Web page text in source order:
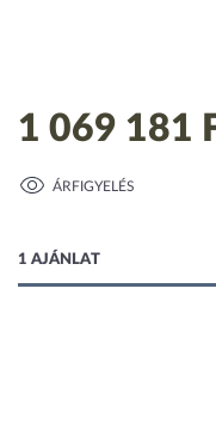
1 069 181
ÁRFIGYELÉS
1 AJÁNLAT